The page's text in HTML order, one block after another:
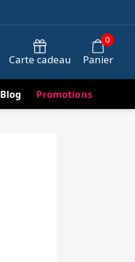
Carte cadeau Panier
0
Blog Promotions